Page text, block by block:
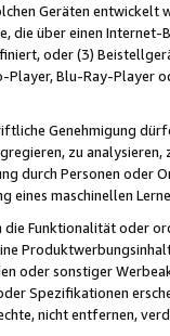
Geräten
die über einen
oder (3)
Blu-Ray-Player
Genehmigung
zu
durch Personen
eines maschinellen
Funktionalität oder
oder sonstiger
Spezifikationen
nicht entfernen,